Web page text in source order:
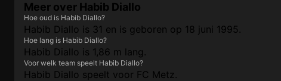
Meer over Habib Diallo
Hoe oud is Habib Diallo?
Habib Diallo is 31 en is geboren op 18 juni 1995.
Hoe lang is Habib Diallo?
Habib Diallo is 1,86 m lang.
Voor welk team speelt Habib Diallo?
Habib Diallo speelt voor FC Metz.